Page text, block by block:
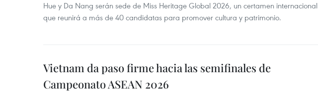
Hue y Da Nang serán sede de Miss Heritage Global 2026, un certamen internacional
que reunirá a más de 40 candidatas para promover cultura y patrimonio.
Vietnam da paso firme hacia las semifinales de
Campeonato ASEAN 2026